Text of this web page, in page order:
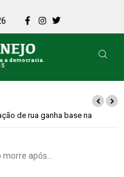
a democracia.
no Dia dos Pais
morre após…